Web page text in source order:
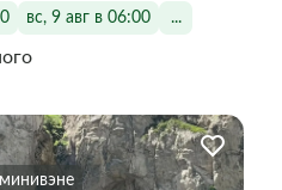
вс, 9 авг в 06:00 ...
минивэне